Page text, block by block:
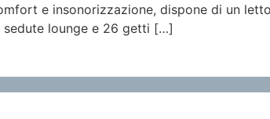
e insonorizzazione, dispone di un
sedute lounge e 26 getti […]